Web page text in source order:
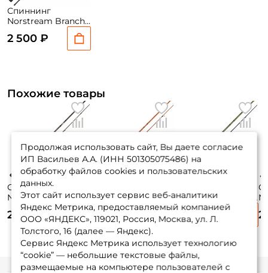
Спиннинг
Norstream Branch
118гр. fast / BRS-
2 500 ₽
Похожие товары
Спиннинг
Norstream Rooky
198см. 5-25гр.
120гр. fast / RKS-
662M
2 805 ₽
Norstream Alliance
Light 198см. 2-10гр.
87гр. fast / ALSU-
662ULL
2 890 ₽
Norstream Branch
198см. 10-40гр.
122гр. fast / BRS-
2 500 ₽ 2
Продолжая использовать сайт, Вы даете согласие
ИП Васильев А.А. (ИНН 501305075486) на
обработку файлов cookies и пользовательских
данных.
Этот сайт использует сервис веб-аналитики
Яндекс Метрика, предоставляемый компанией
ООО «ЯНДЕКС», 119021, Россия, Москва, ул. Л.
Толстого, 16 (далее — Яндекс).
Сервис Яндекс Метрика использует технологию
“cookie” — небольшие текстовые файлы,
размещаемые на компьютере пользователей с